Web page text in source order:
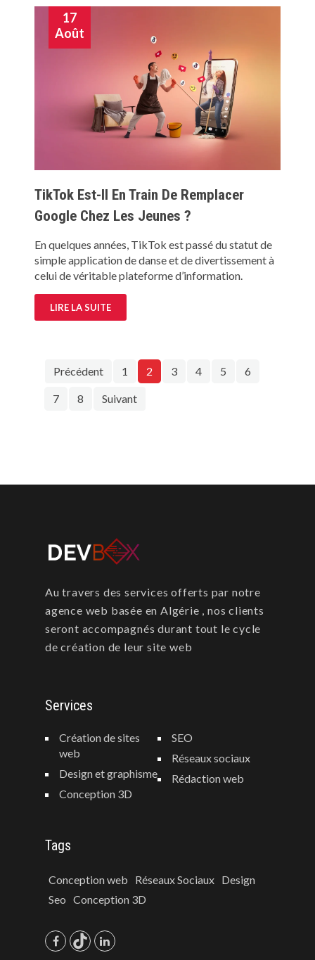
17
Août
TikTok Est-Il En Train De Remplacer
Google Chez Les Jeunes ?
En quelques années, TikTok est passé du statut de
simple application de danse et de divertissement à
celui de véritable plateforme d’information.
LIRE LA SUITE
Précédent 1 2 3 4 5 6
7 8 Suivant
Au travers des services offerts par notre
agence web basée en Algérie , nos clients
seront accompagnés durant tout le cycle
de création de leur site web
Services
Création de sites
web
Design et graphisme
Conception 3D
SEO
Réseaux sociaux
Rédaction web
Tags
Conception web Réseaux Sociaux Design
Seo Conception 3D